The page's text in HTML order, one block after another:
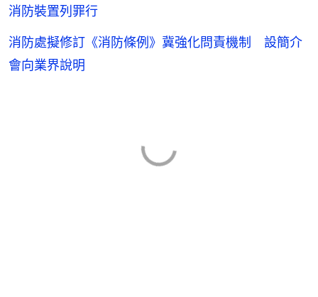
消防裝置列罪行
消防處擬修訂《消防條例》冀強化問責機制 設簡介
會向業界說明